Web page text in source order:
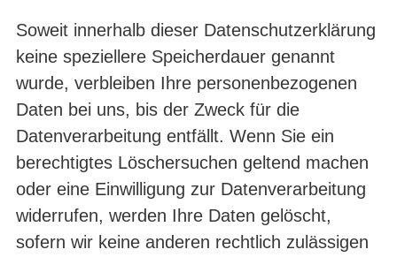
Soweit innerhalb dieser Datenschutzerklärung
keine speziellere Speicherdauer genannt
wurde, verbleiben Ihre personenbezogenen
Daten bei uns, bis der Zweck für die
Datenverarbeitung entfällt. Wenn Sie ein
berechtigtes Löschersuchen geltend machen
oder eine Einwilligung zur Datenverarbeitung
widerrufen, werden Ihre Daten gelöscht,
sofern wir keine anderen rechtlich zulässigen